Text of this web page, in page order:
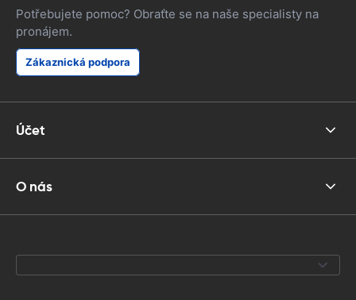
Potřebujete pomoc? Obraťte se na naše specialisty na
pronájem.
Zákaznická podpora
Účet
O nás